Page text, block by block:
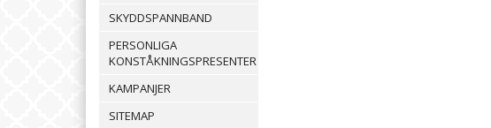
SKYDDSPANNBAND
PERSONLIGA
KONSTÅKNINGSPRESENTER
KAMPANJER
SITEMAP